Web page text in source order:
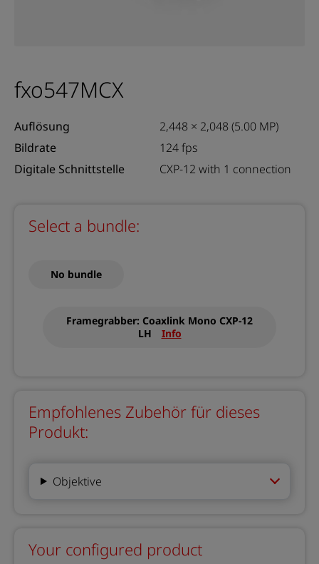
fxo547MCX
Auflösung
2,448 × 2,048 (5.00 MP)
Bildrate
124 fps
Digitale Schnittstelle
CXP-12 with 1 connection
Select a bundle:
No bundle
Framegrabber: Coaxlink Mono CXP-12
LH
Info
Empfohlenes Zubehör für dieses
Produkt:
Objektive
Your configured product